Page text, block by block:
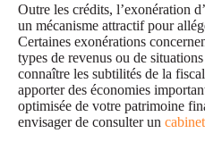
Outre les crédits, l’exonération
un mécanisme attractif pour
Certaines exonérations
types de revenus ou de
connaître les subtilités de la
apporter des économies
optimisée de votre patrimoine
envisager de consulter un